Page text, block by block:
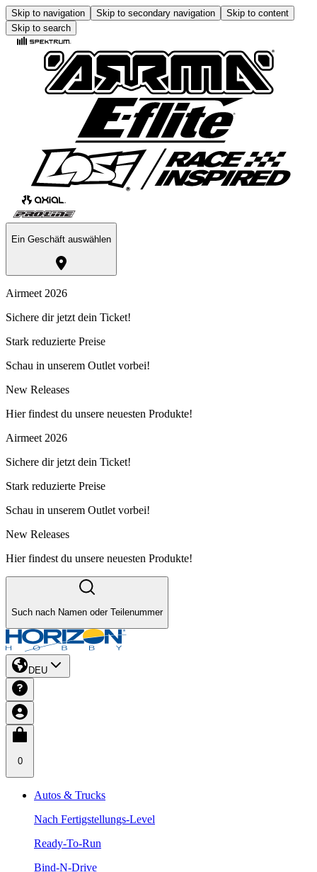
Skip to navigation Skip to secondary navigation
Skip to content
Skip to search
Ein Geschäft auswählen
Airmeet 2026
Sichere dir jetzt dein Ticket!
Stark reduzierte Preise
Schau in unserem Outlet vorbei!
New Releases
Hier findest du unsere neuesten Produkte!
Airmeet 2026
Sichere dir jetzt dein Ticket!
Stark reduzierte Preise
Schau in unserem Outlet vorbei!
New Releases
Hier findest du unsere neuesten Produkte!
Such nach Namen oder Teilenummer
DEU
0
Autos & Trucks
Nach Fertigstellungs-Level
Ready-To-Run
Bind-N-Drive